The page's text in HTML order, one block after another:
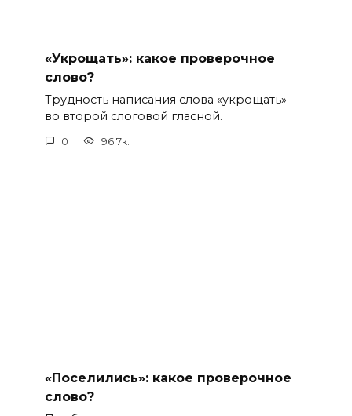
«Укрощать»: какое проверочное
слово?
Трудность написания слова «укрощать» –
во второй слоговой гласной.
0 96.7к.
«Поселились»: какое проверочное
слово?